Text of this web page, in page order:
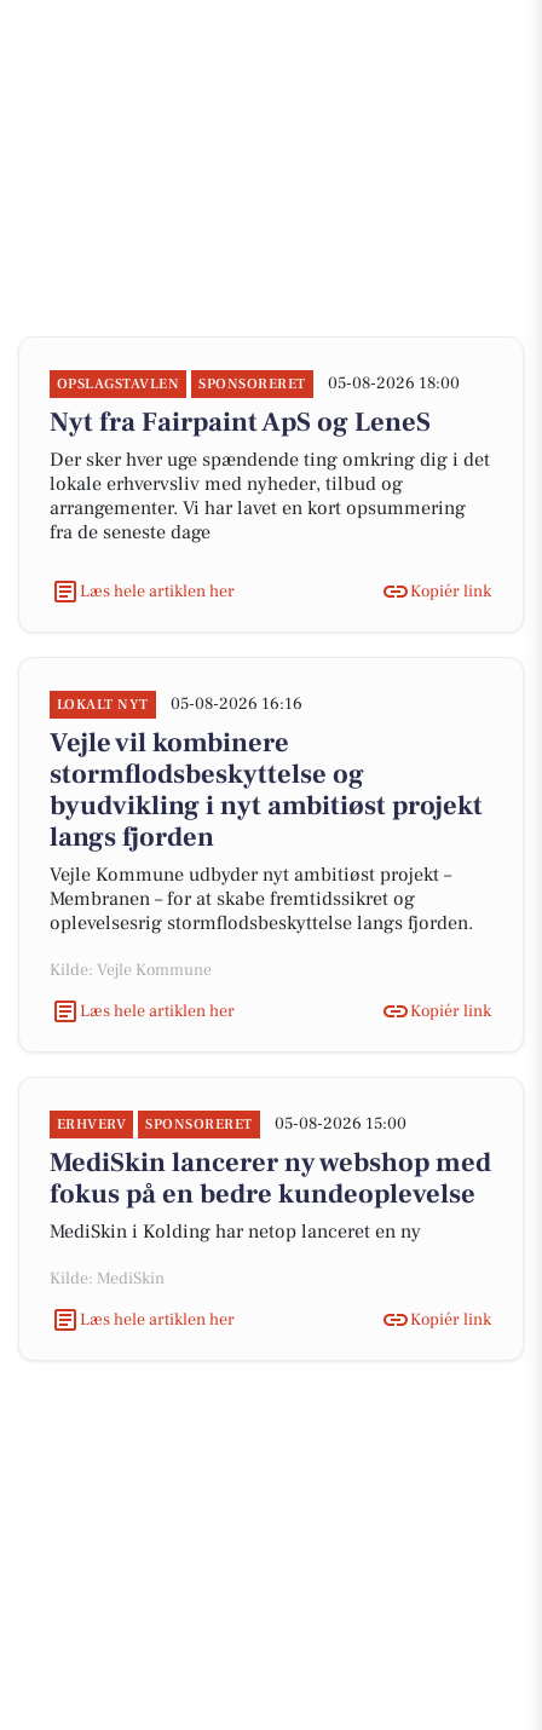
OPSLAGSTAVLEN SPONSORERET 05-08-2026 18:00
Nyt fra Fairpaint ApS og LeneS
Der sker hver uge spændende ting omkring dig i det
lokale erhvervsliv med nyheder, tilbud og
arrangementer. Vi har lavet en kort opsummering
fra de seneste dage
Læs hele artiklen her Kopiér link
LOKALT NYT 05-08-2026 16:16
Vejle vil kombinere
stormflodsbeskyttelse og
byudvikling i nyt ambitiøst projekt
langs fjorden
Vejle Kommune udbyder nyt ambitiøst projekt –
Membranen – for at skabe fremtidssikret og
oplevelsesrig stormflodsbeskyttelse langs fjorden.
Kilde: Vejle Kommune
Læs hele artiklen her
Kopiér link
ERHVERV SPONSORERET 05-08-2026 15:00
MediSkin lancerer ny webshop med
fokus på en bedre kundeoplevelse
MediSkin i Kolding har netop lanceret en ny
Kilde: MediSkin
Læs hele artiklen her
Kopiér link